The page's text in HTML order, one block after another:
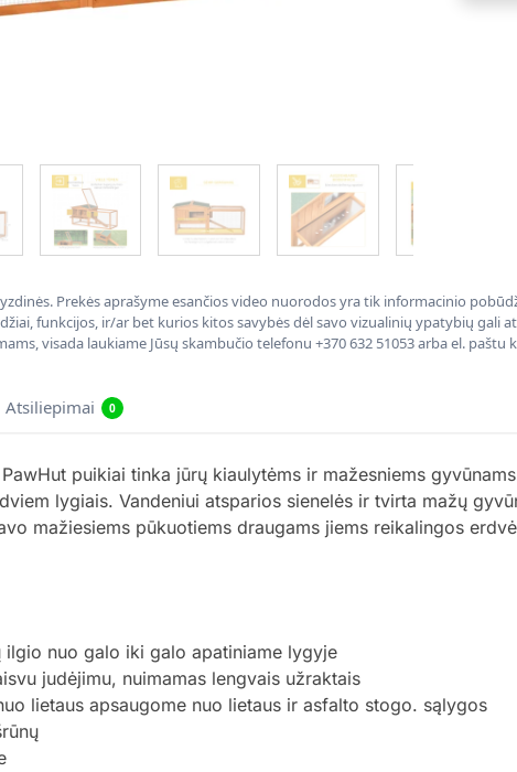
Prekės aprašyme esančios video nuorodos yra tik informacinio
funkcijos, ir/ar bet kurios kitos savybės dėl savo vizualinių ypatybių
visada laukiame Jūsų skambučio telefonu +370 632 51053 arba el. paštu
Atsiliepimai 0
puikiai tinka jūrų kiaulytėms ir mažesniems
lygiais. Vandeniui atsparios sienelės ir tvirta mažų
mažiesiems pūkuotiems draugams jiems reikalingos
nuo galo iki galo apatiniame lygyje
judėjimu, nuimamas lengvais užraktais
lietaus apsaugome nuo lietaus ir asfalto stogo. sąlygos